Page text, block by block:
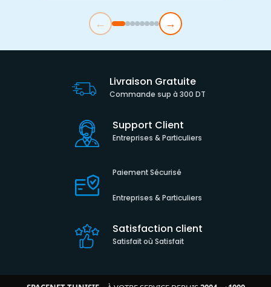
← →
Livraison Gratuite
Commande sup à 300 DT
Support Client
Entreprises & Particuliers
Paiement Sécurisé
Entreprises & Particuliers
Satisfaction client
Satisfait où Satisfait